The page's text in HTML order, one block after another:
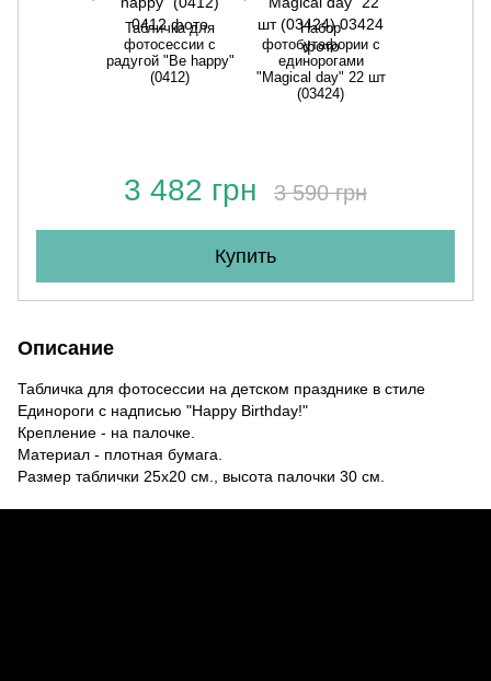
Табличка для
фотосессии с
радугой "Be happy"
(0412)
Набор
фотобутафории с
единорогами
"Magical day" 22 шт
(03424)
3 482 грн 3 590 грн
Купить
Описание
Табличка для фотосессии на детском празднике в стиле
Единороги с надписью "Happy Birthday!"
Крепление - на палочке.
Материал - плотная бумага.
Размер таблички 25х20 см., высота палочки 30 см.